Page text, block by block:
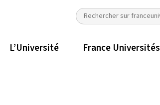
L’Université France Universités